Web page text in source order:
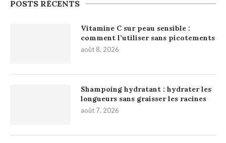
POSTS RÉCENTS
Vitamine C sur peau sensible :
comment l’utiliser sans picotements
août 8, 2026
Shampoing hydratant : hydrater les
longueurs sans graisser les racines
août 7, 2026